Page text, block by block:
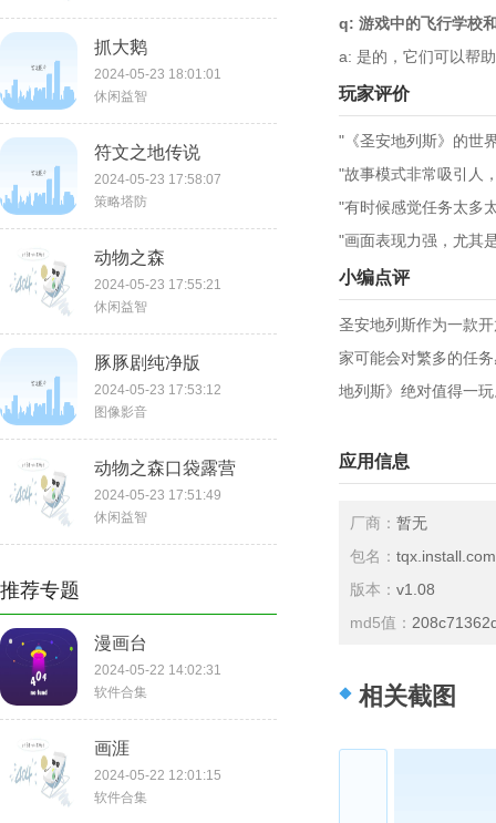
抓大鹅
2024-05-23 18:01:01
休闲益智
符文之地传说
2024-05-23 17:58:07
策略塔防
动物之森
2024-05-23 17:55:21
休闲益智
豚豚剧纯净版
2024-05-23 17:53:12
图像影音
动物之森口袋露营
2024-05-23 17:51:49
休闲益智
推荐专题
漫画台
2024-05-22 14:02:31
软件合集
画涯
2024-05-22 12:01:15
软件合集
q: 游戏中的飞行学校
a: 是的，它们可以帮
玩家评价
"《圣安地列斯》的世
"故事模式非常吸引人
"有时候感觉任务太多
"画面表现力强，尤其
小编点评
圣安地列斯作为一款
家可能会对繁多的任
地列斯》绝对值得一
应用信息
厂商： 暂无
包名：
版本： v1.08
md5值：
相关截图